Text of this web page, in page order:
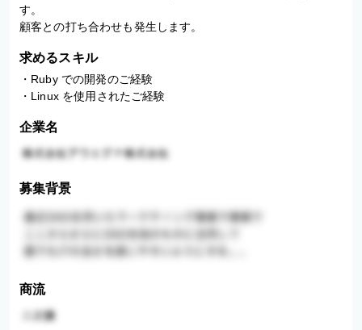
す。
顧客との打ち合わせも発生します。
求めるスキル
・Ruby での開発のご経験
・Linux を使用されたご経験
企業名
募集背景
商流